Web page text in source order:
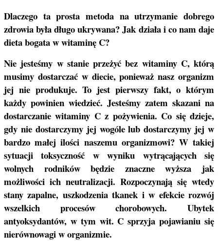
Dlaczego ta prosta metoda na utrzymanie dobrego
zdrowia była długo ukrywana? Jak działa i co nam daje
dieta bogata w witaminę C?
Nie jesteśmy w stanie przeżyć bez witaminy C, którą
musimy dostarczać w diecie, ponieważ nasz organizm
jej nie produkuje. To jest pierwszy fakt, o którym
każdy powinien wiedzieć. Jesteśmy zatem skazani na
dostarczanie witaminy C z pożywienia. Co się dzieje,
gdy nie dostarczymy jej wogóle lub dostarczymy jej w
bardzo małej ilości naszemu organizmowi? W takiej
sytuacji toksyczność w wyniku wytrącających się
wolnych rodników będzie znaczne wyższa jak
możliwości ich neutralizacji. Rozpoczynają się wtedy
stany zapalne, uszkodzenia tkanek i w efekcie rozwój
wszelkich procesów chorobowych. Ubytek
antyoksydantów, w tym wit. C sprzyja pojawianiu się
nierównowagi w organizmie.